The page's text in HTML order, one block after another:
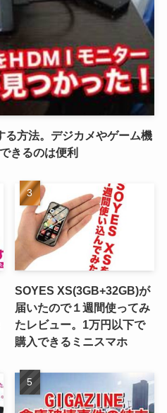
る方法。デジカメやゲーム機
きるのは便利
SOYES XS(3GB+32GB)が
届いたので１週間使ってみ
たレビュー。1万円以下で
購入できるミニスマホ